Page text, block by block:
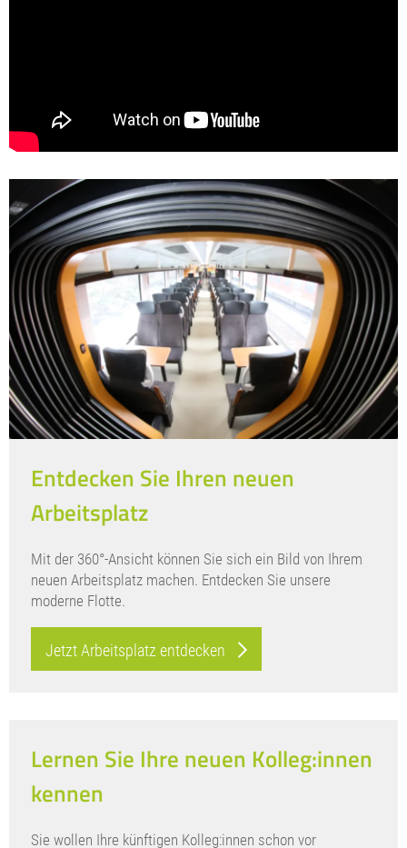
Entdecken Sie Ihren neuen
Arbeitsplatz
Mit der 360°-Ansicht können Sie sich ein Bild von Ihrem
neuen Arbeitsplatz machen. Entdecken Sie unsere
moderne Flotte.
Jetzt Arbeitsplatz entdecken
Lernen Sie Ihre neuen Kolleg:innen
kennen
Sie wollen Ihre künftigen Kolleg:innen schon vor